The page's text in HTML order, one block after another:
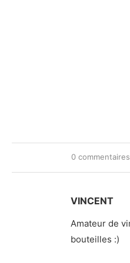
0 commentaires
VINCENT
Amateur de
bouteilles :)